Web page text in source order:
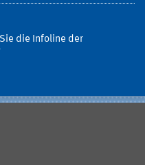
die Infoline der